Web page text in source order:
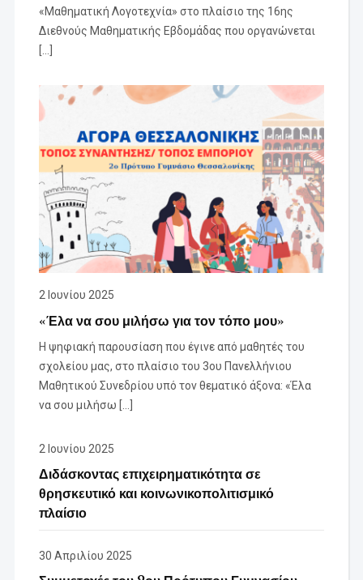
«Μαθηματική Λογοτεχνία» στο πλαίσιο της 16ης
Διεθνούς Μαθηματικής Εβδομάδας που οργανώνεται
2 Ιουνίου 2025
«Έλα να σου μιλήσω για τον τόπο μου»
Η ψηφιακή παρουσίαση που έγινε από μαθητές του
σχολείου μας, στο πλαίσιο του 3ου Πανελλήνιου
Μαθητικού Συνεδρίου υπό τον θεματικό άξονα: «Έλα
να σου μιλήσω […]
2 Ιουνίου 2025
Διδάσκοντας επιχειρηματικότητα σε
θρησκευτικό και κοινωνικοπολιτισμικό
πλαίσιο
30 Απριλίου 2025